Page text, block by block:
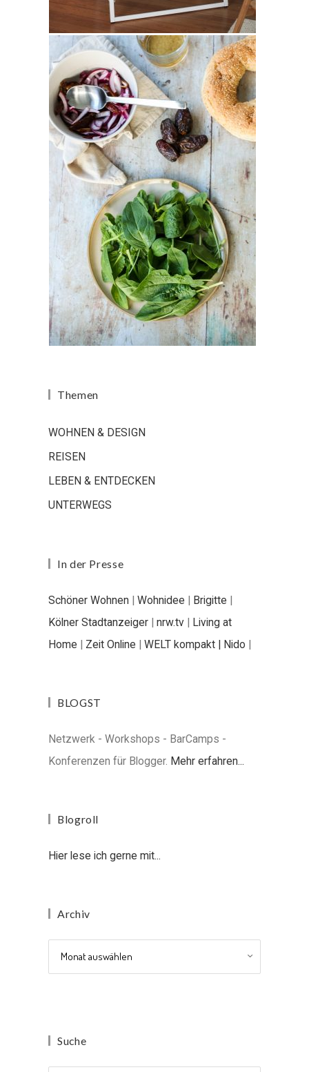
Themen
WOHNEN & DESIGN
REISEN
LEBEN & ENTDECKEN
UNTERWEGS
In der Presse
Schöner Wohnen | Wohnidee | Brigitte |
Kölner Stadtanzeiger | nrw.tv | Living at
Home | Zeit Online | WELT kompakt | Nido |
BLOGST
Netzwerk - Workshops - BarCamps -
Konferenzen für Blogger. Mehr erfahren...
Blogroll
Hier lese ich gerne mit...
Archiv
Suche